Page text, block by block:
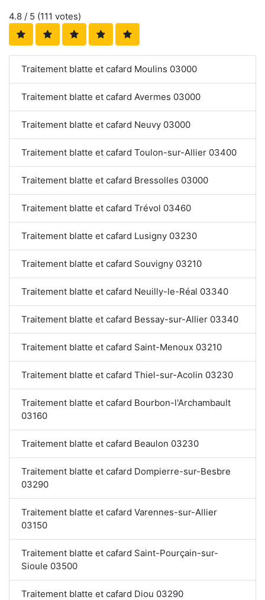
4.8 / 5 (111 votes)
Traitement blatte et cafard Moulins 03000
Traitement blatte et cafard Avermes 03000
Traitement blatte et cafard Neuvy 03000
Traitement blatte et cafard Toulon-sur-Allier 03400
Traitement blatte et cafard Bressolles 03000
Traitement blatte et cafard Trévol 03460
Traitement blatte et cafard Lusigny 03230
Traitement blatte et cafard Souvigny 03210
Traitement blatte et cafard Neuilly-le-Réal 03340
Traitement blatte et cafard Bessay-sur-Allier 03340
Traitement blatte et cafard Saint-Menoux 03210
Traitement blatte et cafard Thiel-sur-Acolin 03230
Traitement blatte et cafard Bourbon-l'Archambault
03160
Traitement blatte et cafard Beaulon 03230
Traitement blatte et cafard Dompierre-sur-Besbre
03290
Traitement blatte et cafard Varennes-sur-Allier
03150
Traitement blatte et cafard Saint-Pourçain-sur-
Sioule 03500
Traitement blatte et cafard Diou 03290